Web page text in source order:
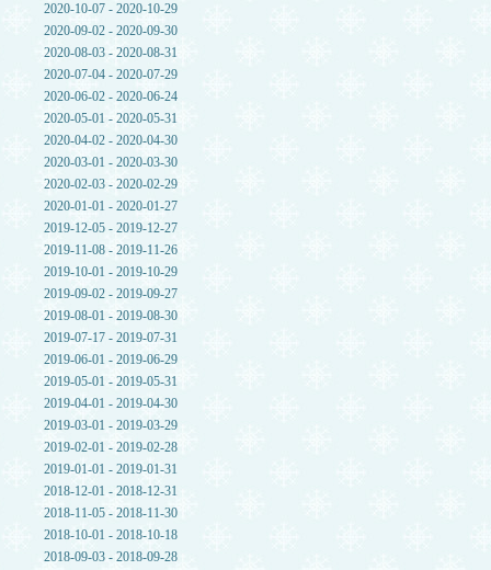
2020-10-07 - 2020-10-29
2020-09-02 - 2020-09-30
2020-08-03 - 2020-08-31
2020-07-04 - 2020-07-29
2020-06-02 - 2020-06-24
2020-05-01 - 2020-05-31
2020-04-02 - 2020-04-30
2020-03-01 - 2020-03-30
2020-02-03 - 2020-02-29
2020-01-01 - 2020-01-27
2019-12-05 - 2019-12-27
2019-11-08 - 2019-11-26
2019-10-01 - 2019-10-29
2019-09-02 - 2019-09-27
2019-08-01 - 2019-08-30
2019-07-17 - 2019-07-31
2019-06-01 - 2019-06-29
2019-05-01 - 2019-05-31
2019-04-01 - 2019-04-30
2019-03-01 - 2019-03-29
2019-02-01 - 2019-02-28
2019-01-01 - 2019-01-31
2018-12-01 - 2018-12-31
2018-11-05 - 2018-11-30
2018-10-01 - 2018-10-18
2018-09-03 - 2018-09-28